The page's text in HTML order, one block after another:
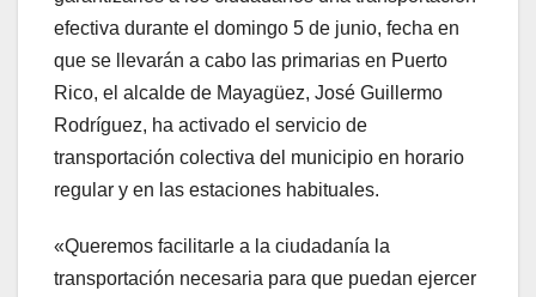
efectiva durante el domingo 5 de junio, fecha en
que se llevarán a cabo las primarias en Puerto
Rico, el alcalde de Mayagüez, José Guillermo
Rodríguez, ha activado el servicio de
transportación colectiva del municipio en horario
regular y en las estaciones habituales.
«Queremos facilitarle a la ciudadanía la
transportación necesaria para que puedan ejercer